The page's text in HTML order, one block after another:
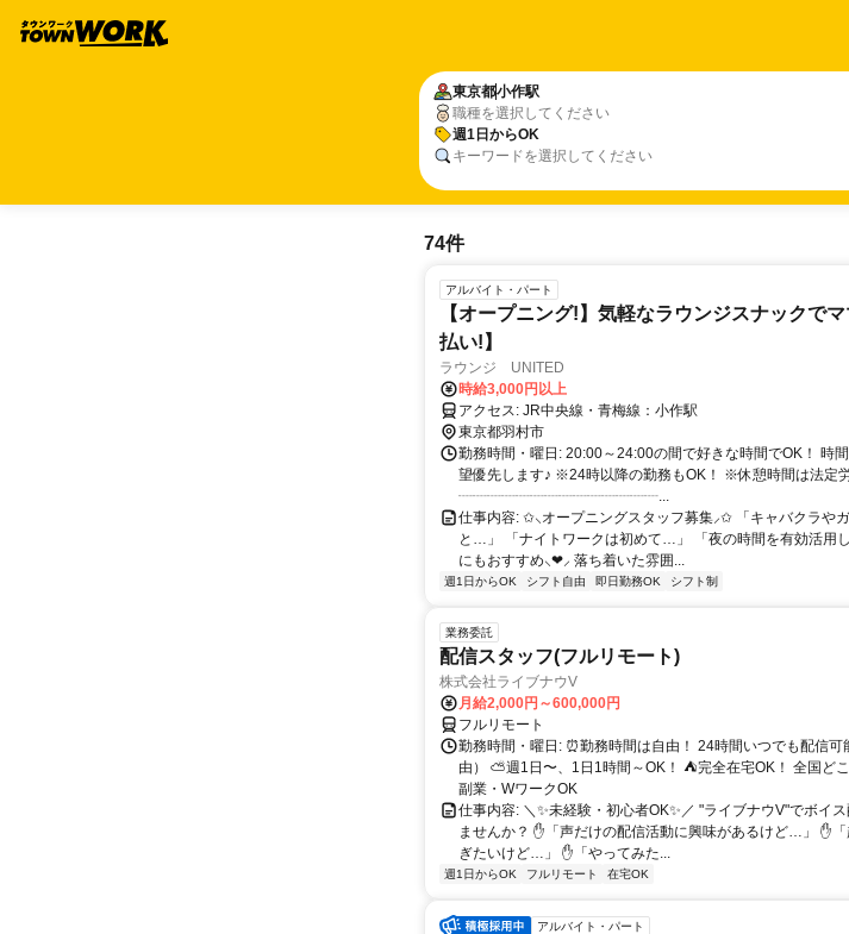
東京都小作駅
職種を選択してください
週1日からOK
キーワードを選択してください
74件
アルバイト・パート
【オープニング!】気軽なラウンジスナックで
払い!】
ラウンジ UNITED
時給3,000円以上
アクセス: JR中央線・青梅線：小作駅
東京都羽村市
勤務時間・曜日: 20:00～24:00の間で好きな時間でOK！ 時
望優先します♪ ※24時以降の勤務もOK！ ※休憩時間は法定
┈┈┈┈┈┈┈┈┈┈┈┈┈┈...
仕事内容: ✩⸜オープニングスタッフ募集⸝✩ 「キャバクラや
と…」 「ナイトワークは初めて…」 「夜の時間を有効活用
にもおすすめ⸜❤︎⸝ 落ち着いた雰囲...
週1日からOK シフト自由 即日勤務OK シフト制
業務委託
配信スタッフ(フルリモート)
株式会社ライブナウV
月給2,000円～600,000円
フルリモート
勤務時間・曜日: ⏰勤務時間は自由！ 24時間いつでも配信可
由） ⛅週1日〜、1日1時間～OK！ ⛺完全在宅OK！ 全国ど
副業・WワークOK
仕事内容: ＼✨未経験・初心者OK✨／ "ライブナウV"でボイ
ませんか？ ✋「声だけの配信活動に興味があるけど…」 ✋
ぎたいけど…」 ✋「やってみた...
週1日からOK フルリモート 在宅OK
アルバイト・パート